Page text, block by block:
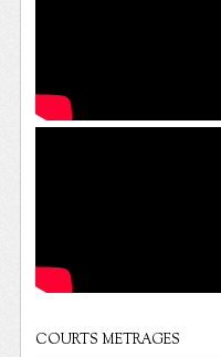
COURTS METRAGES